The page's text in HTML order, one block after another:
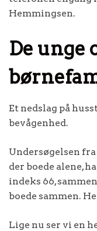
Hemmingsen.
De unge
Et nedslag på
bevågenhed.
Undersøgelsen
der boede alene,
indeks 66,
boede sammen.
Lige nu ser vi en